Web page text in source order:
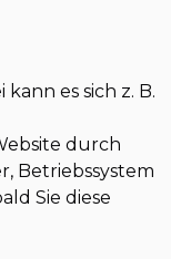
es sich z. B.
durch
Betriebssystem
Sie diese